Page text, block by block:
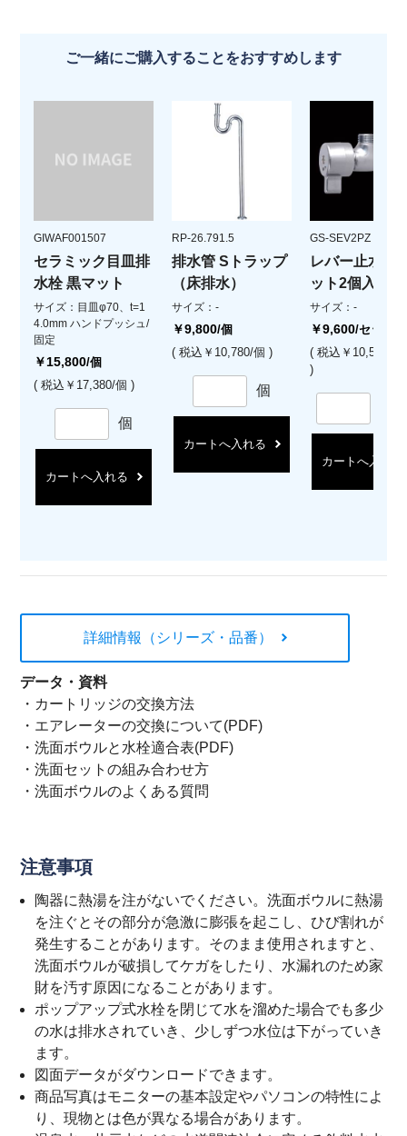
ご一緒にご購入することをおすすめします
GIWAF001507
セラミック目皿排
水栓 黒マット
サイズ：目皿φ70、t=1
4.0mm ハンドプッシュ/
固定
￥15,800/個
( 税込￥17,380/個 )
個
カートへ入れる
RP-26.791.5
排水管 Sトラップ
（床排水）
サイズ：-
￥9,800/個
( 税込￥10,780/個 )
個
カートへ入れる
GS-SEV2PZ
レバー止水栓
ット2個入)
サイズ：-
￥9,600/セット
( 税込￥10,560/セ
)
カートへ入れる
詳細情報（シリーズ・品番）
データ・資料
・ カートリッジの交換方法
・ エアレーターの交換について(PDF)
・洗面ボウルと水栓適合表(PDF)
・洗面セットの組み合わせ方
・洗面ボウルのよくある質問
注意事項
陶器に熱湯を注がないでください。洗面ボウルに熱湯
を注ぐとその部分が急激に膨張を起こし、ひび割れが
発生することがあります。そのまま使用されますと、
洗面ボウルが破損してケガをしたり、水漏れのため家
財を汚す原因になることがあります。
ポップアップ式水栓を閉じて水を溜めた場合でも多少
の水は排水されていき、少しずつ水位は下がっていき
ます。
図面データがダウンロードできます。
商品写真はモニターの基本設定やパソコンの特性によ
り、現物とは色が異なる場合があります。